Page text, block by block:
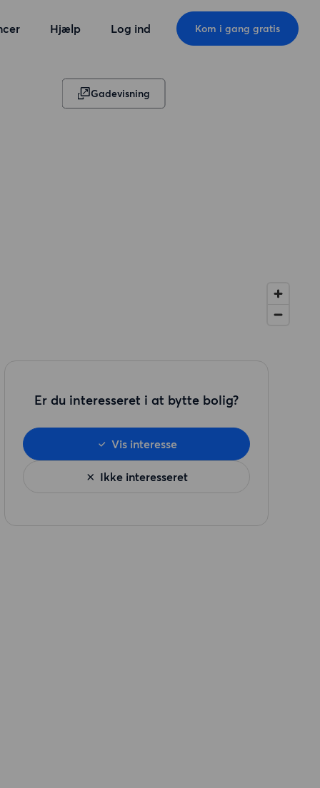
Hjælp Log ind Kom i gang gratis
Gadevisning
Er du interesseret i at bytte bolig?
Ikke interesseret
Vis interesse